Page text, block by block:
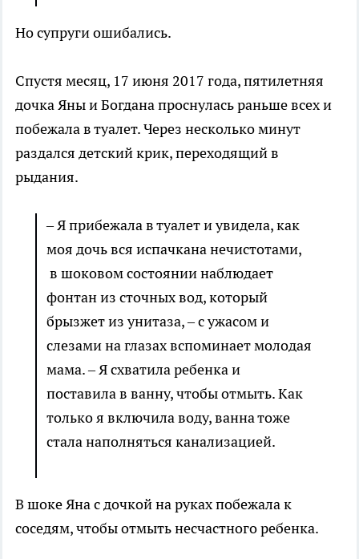
Но супруги ошибались.
Спустя месяц, 17 июня 2017 года, пятилетняя
дочка Яны и Богдана проснулась раньше всех и
побежала в туалет. Через несколько минут
раздался детский крик, переходящий в
рыдания.
– Я прибежала в туалет и увидела, как
моя дочь вся испачкана нечистотами,
в шоковом состоянии наблюдает
фонтан из сточных вод, который
брызжет из унитаза, – с ужасом и
слезами на глазах вспоминает молодая
мама. – Я схватила ребенка и
поставила в ванну, чтобы отмыть. Как
только я включила воду, ванна тоже
стала наполняться канализацией.
В шоке Яна с дочкой на руках побежала к
соседям, чтобы отмыть несчастного ребенка.